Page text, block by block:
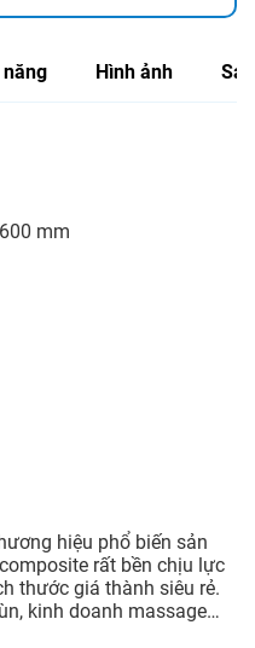
Hình ảnh
mm
hiệu phổ biến sản
rất bền chịu lực
thước giá thành siêu rẻ.
kinh doanh massage…